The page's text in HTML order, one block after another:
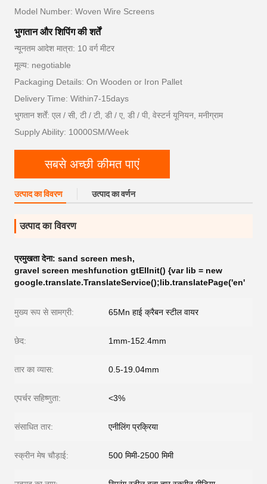
Model Number: Woven Wire Screens
भुगतान और शिपिंग की शर्तें
न्यूनतम आदेश मात्रा: 10 वर्ग मीटर
मूल्य: negotiable
Packaging Details: On Wooden or Iron Pallet
Delivery Time: Within7-15days
भुगतान शर्तें: एल / सी, टी / टी, डी / ए, डी / पी, वेस्टर्न यूनियन, मनीग्राम
Supply Ability: 10000SM/Week
सबसे अच्छी कीमत पाएं
उत्पाद का विवरण उत्पाद का वर्णन
उत्पाद का विवरण
प्रमुखता देना: sand screen mesh,
gravel screen meshfunction gtElInit() {var lib = new
google.translate.TranslateService();lib.translatePage('en'
मुख्य रूप से सामग्री: 65Mn हाई क्रैबन स्टील वायर
छेद: 1mm-152.4mm
तार का व्यास: 0.5-19.04mm
एपर्चर सहिष्णुता: <3%
संसाधित तार: एनीलिंग प्रक्रिया
स्क्रीन मेष चौड़ाई: 500 मिमी-2500 मिमी